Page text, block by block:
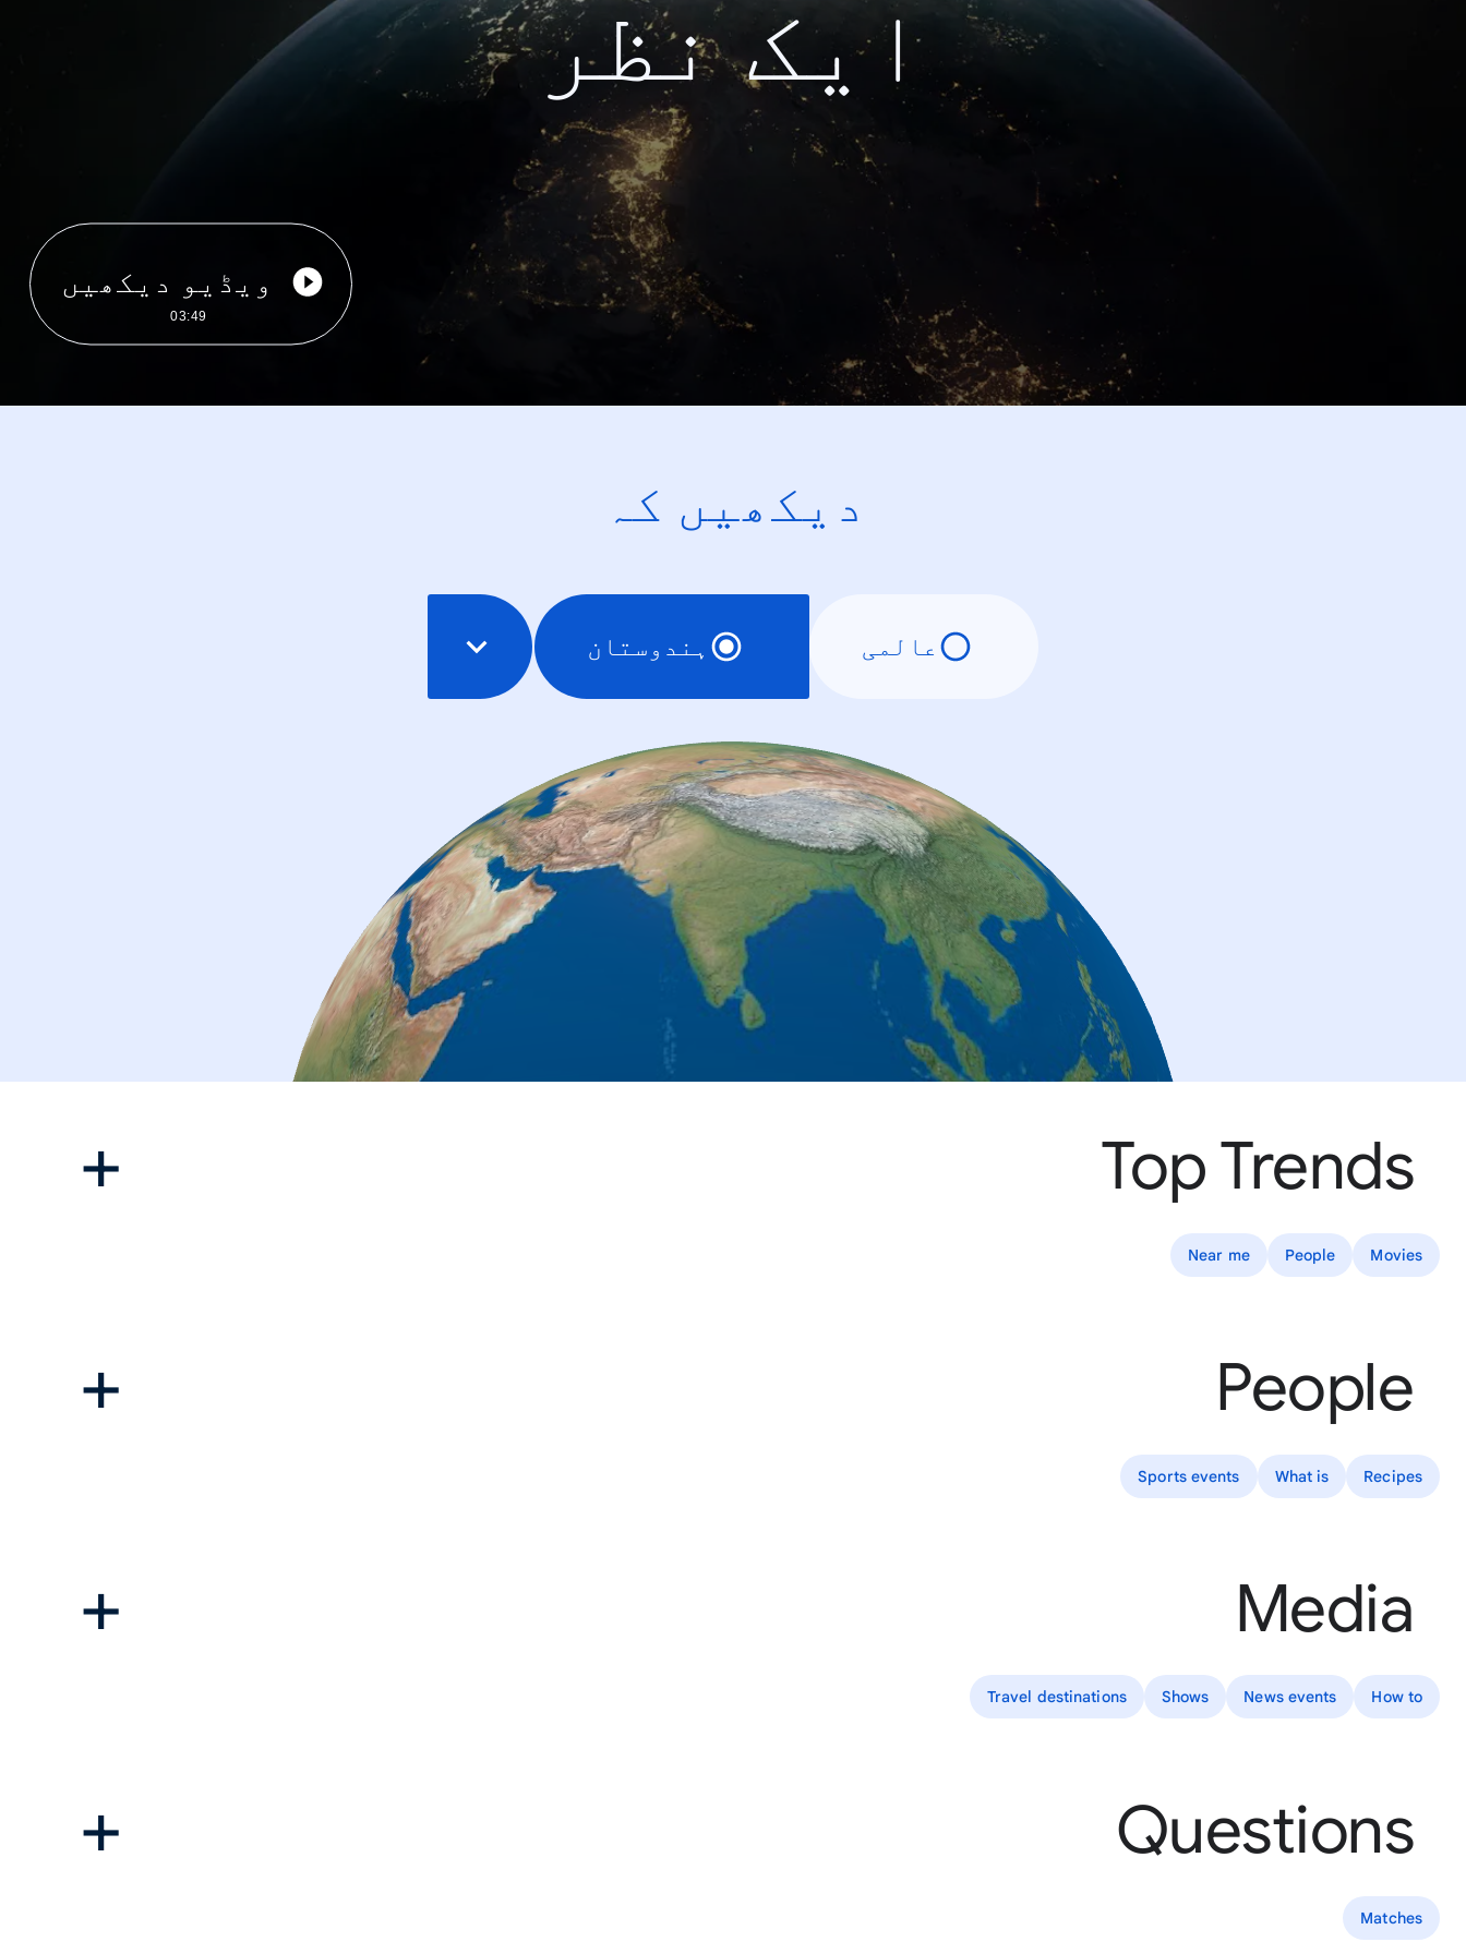
ایک نظر
ویڈیو دیکھیں
03:49
دیکھیں کہ
عالمی ہندوستان
Top Trends
Movies
People
Near me
People
Recipes
What is
Sports events
Media
How to
News events
Shows
Travel destinations
Questions
Matches